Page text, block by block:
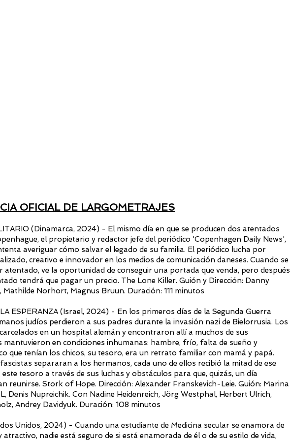
OFICIAL DE LARGOMETRAJES
(Dinamarca, 2024) - El mismo día en que se producen dos atentados
el propietario y redactor jefe del periódico 'Copenhagen Daily News',
averiguar cómo salvar el legado de su familia. El periódico lucha por
creativo e innovador en los medios de comunicación daneses. Cuando se
atentado, ve la oportunidad de conseguir una portada que venda, pero después
tendrá que pagar un precio. The Lone Killer. Guión y Dirección: Danny
Norhort, Magnus Bruun. Duración: 111 minutos
LA ESPERANZA (Israel, 2024) - En los primeros días de la Segunda Guerra
judíos perdieron a sus padres durante la invasión nazi de Bielorrusia. Los
en un hospital alemán y encontraron allí a muchos de sus
mantuvieron en condiciones inhumanas: hambre, frío, falta de sueño y
que tenían los chicos, su tesoro, era un retrato familiar con mamá y papá.
separaran a los hermanos, cada uno de ellos recibió la mitad de ese
tesoro a través de sus luchas y obstáculos para que, quizás, un día
reunirse. Stork of Hope. Dirección: Alexander Franskevich-Leie. Guión: Marina
Denis Nupreichik. Con Nadine Heidenreich, Jörg Westphal, Herbert Ulrich,
Andrey Davidyuk. Duración: 108 minutos
Unidos, 2024) - Cuando una estudiante de Medicina secular se enamora de
nadie está seguro de si está enamorada de él o de su estilo de vida,